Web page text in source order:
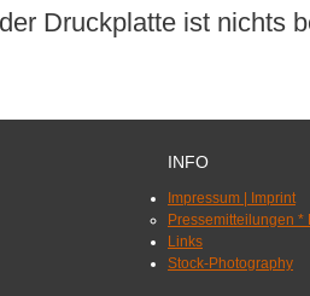
Druckplatte ist nichts
INFO
Impressum | Imprint
Pressemitteilungen *
Links
Stock-Photography